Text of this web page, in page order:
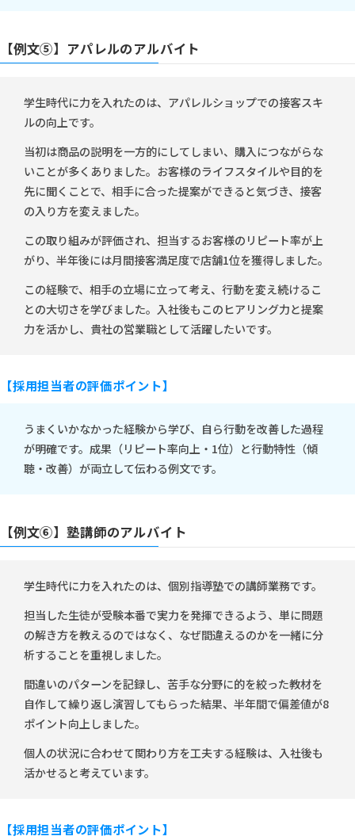
【例文⑤】アパレルのアルバイト
学生時代に力を入れたのは、アパレルショップでの接客スキ
ルの向上です。
当初は商品の説明を一方的にしてしまい、購入につながらな
いことが多くありました。お客様のライフスタイルや目的を
先に聞くことで、相手に合った提案ができると気づき、接客
の入り方を変えました。
この取り組みが評価され、担当するお客様のリピート率が上
がり、半年後には月間接客満足度で店舗1位を獲得しました。
この経験で、相手の立場に立って考え、行動を変え続けるこ
との大切さを学びました。入社後もこのヒアリング力と提案
力を活かし、貴社の営業職として活躍したいです。
【採用担当者の評価ポイント】
うまくいかなかった経験から学び、自ら行動を改善した過程
が明確です。成果（リピート率向上・1位）と行動特性（傾
聴・改善）が両立して伝わる例文です。
【例文⑥】塾講師のアルバイト
学生時代に力を入れたのは、個別指導塾での講師業務です。
担当した生徒が受験本番で実力を発揮できるよう、単に問題
の解き方を教えるのではなく、なぜ間違えるのかを一緒に分
析することを重視しました。
間違いのパターンを記録し、苦手な分野に的を絞った教材を
自作して繰り返し演習してもらった結果、半年間で偏差値が8
ポイント向上しました。
個人の状況に合わせて関わり方を工夫する経験は、入社後も
活かせると考えています。
【採用担当者の評価ポイント】